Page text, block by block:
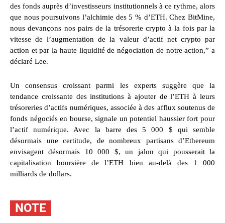
des fonds auprès d’investisseurs institutionnels à ce rythme, alors
que nous poursuivons l’alchimie des 5 % d’ETH. Chez BitMine,
nous devançons nos pairs de la trésorerie crypto à la fois par la
vitesse de l’augmentation de la valeur d’actif net crypto par
action et par la haute liquidité de négociation de notre action,” a
déclaré Lee.
Un consensus croissant parmi les experts suggère que la
tendance croissante des institutions à ajouter de l’ETH à leurs
trésoreries d’actifs numériques, associée à des afflux soutenus de
fonds négociés en bourse, signale un potentiel haussier fort pour
l’actif numérique. Avec la barre des 5 000 $ qui semble
désormais une certitude, de nombreux partisans d’Ethereum
envisagent désormais 10 000 $, un jalon qui pousserait la
capitalisation boursière de l’ETH bien au-delà des 1 000
milliards de dollars.
NOTE